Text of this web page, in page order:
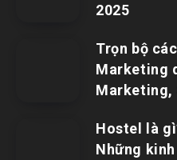
2025
Trọn bộ
Marketing
Marketing,
Hostel là
Những